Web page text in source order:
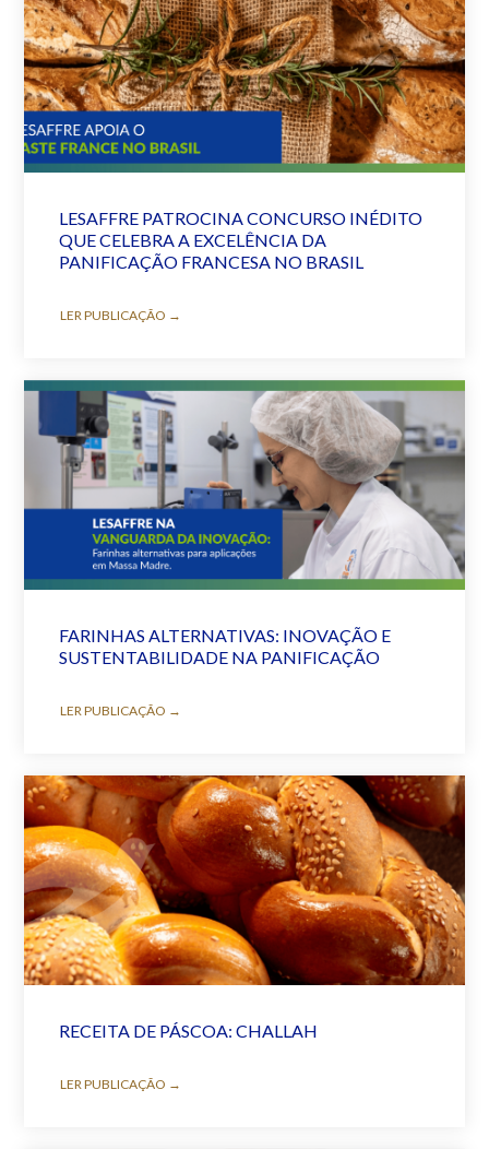
LESAFFRE PATROCINA CONCURSO INÉDITO
QUE CELEBRA A EXCELÊNCIA DA
PANIFICAÇÃO FRANCESA NO BRASIL
LER PUBLICAÇÃO →
FARINHAS ALTERNATIVAS: INOVAÇÃO E
SUSTENTABILIDADE NA PANIFICAÇÃO
LER PUBLICAÇÃO →
RECEITA DE PÁSCOA: CHALLAH
LER PUBLICAÇÃO →